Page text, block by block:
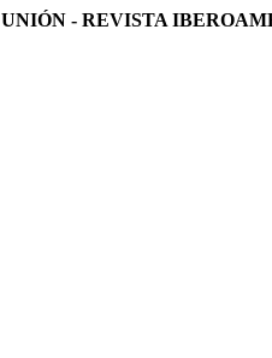
UNIÓN - REVISTA